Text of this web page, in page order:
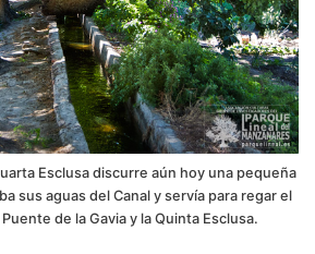
Esclusa discurre aún hoy una pequeña
sus aguas del Canal y servía para regar el
de la Gavia y la Quinta Esclusa.